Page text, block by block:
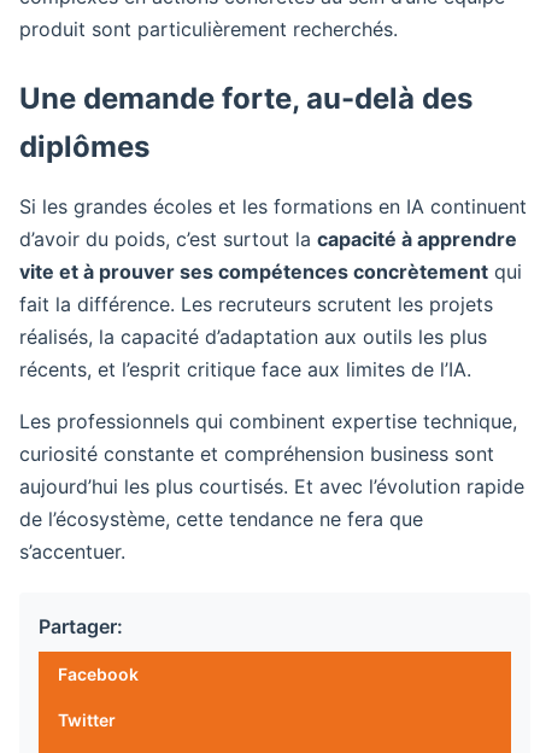
produit sont particulièrement recherchés.
Une demande forte, au-delà des
diplômes
Si les grandes écoles et les formations en IA continuent
d’avoir du poids, c’est surtout la capacité à apprendre
vite et à prouver ses compétences concrètement qui
fait la différence. Les recruteurs scrutent les projets
réalisés, la capacité d’adaptation aux outils les plus
récents, et l’esprit critique face aux limites de l’IA.
Les professionnels qui combinent expertise technique,
curiosité constante et compréhension business sont
aujourd’hui les plus courtisés. Et avec l’évolution rapide
de l’écosystème, cette tendance ne fera que
s’accentuer.
Partager:
Facebook
Twitter